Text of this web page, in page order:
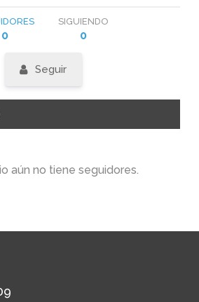
0
SIGUIENDO
0
Seguir
aún no tiene seguidores.